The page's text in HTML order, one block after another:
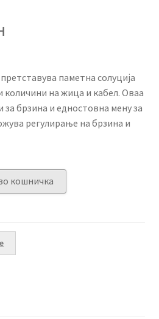
паметна солуција
количини на жица и кабел. Оваа
брзина и едностовна мену за
регулирање на брзина и
кошничка